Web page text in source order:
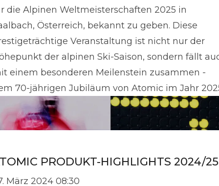
die Alpinen Weltmeisterschaften 2025 in
Österreich, bekannt zu geben. Diese
Veranstaltung ist nicht nur der
der alpinen Ski-Saison, sondern fällt
einem besonderen Meilenstein zusammen -
70-jährigen Jubiläum von Atomic im Jahr
PRODUKT-HIGHLIGHTS 2024/25
März 2024 08:30